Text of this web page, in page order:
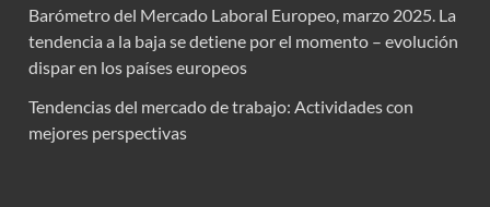
Barómetro del Mercado Laboral Europeo, marzo 2025. La
tendencia a la baja se detiene por el momento – evolución
dispar en los países europeos
Tendencias del mercado de trabajo: Actividades con
mejores perspectivas